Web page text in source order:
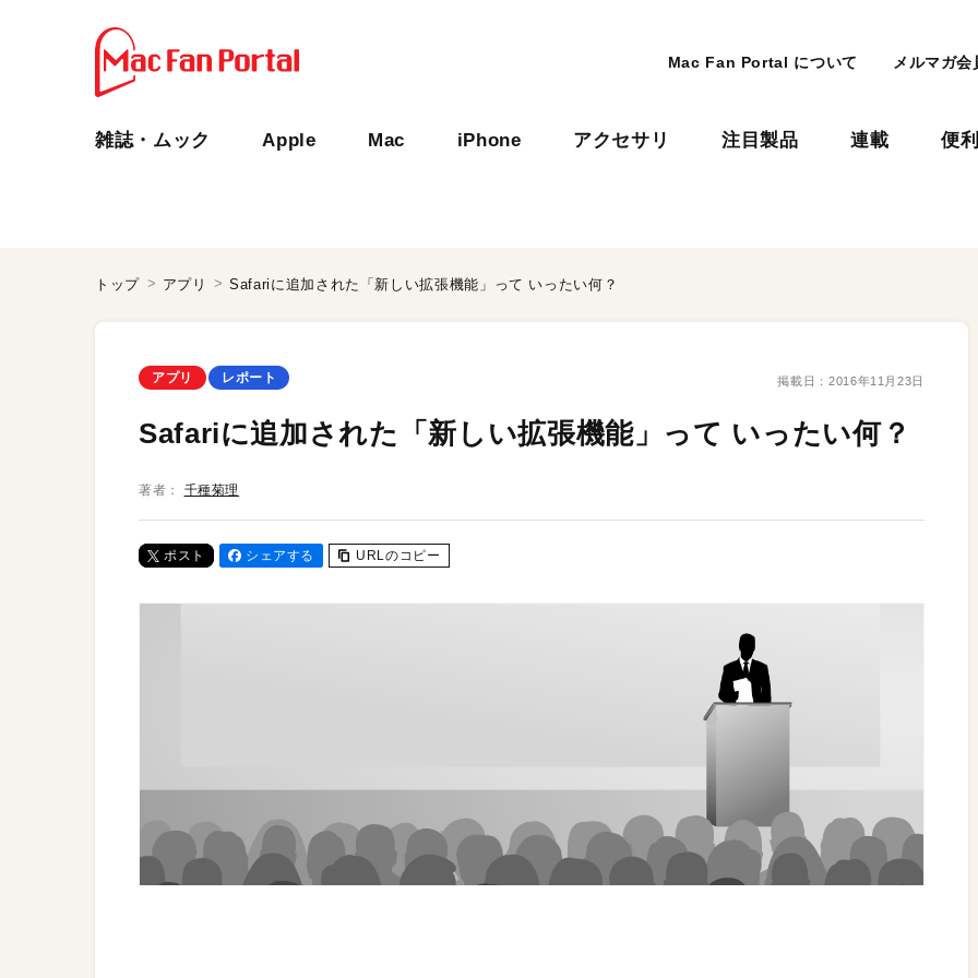
Mac Fan Portal について メルマガ会
雑誌・ムック Apple Mac iPhone アクセサリ 注目製品 連載 便
トップ アプリ Safariに追加された「新しい拡張機能」って いったい何？
アプリ レポート 掲載日： 2016年11月23日
Safariに追加された「新しい拡張機能」って いったい何？
著者： 千種菊理
ポスト シェアする URLのコピー